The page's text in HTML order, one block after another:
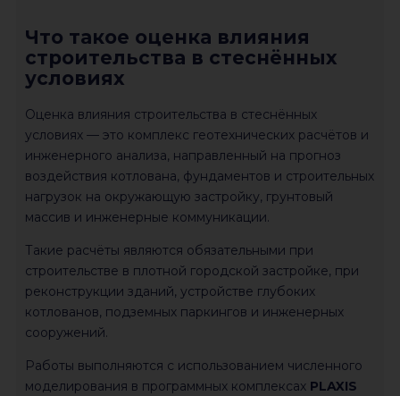
Что такое оценка влияния
строительства в стеснённых
условиях
Оценка влияния строительства в стеснённых
условиях — это комплекс геотехнических расчётов и
инженерного анализа, направленный на прогноз
воздействия котлована, фундаментов и строительных
нагрузок на окружающую застройку, грунтовый
массив и инженерные коммуникации.
Такие расчёты являются обязательными при
строительстве в плотной городской застройке, при
реконструкции зданий, устройстве глубоких
котлованов, подземных паркингов и инженерных
сооружений.
Работы выполняются с использованием численного
моделирования в программных комплексах PLAXIS